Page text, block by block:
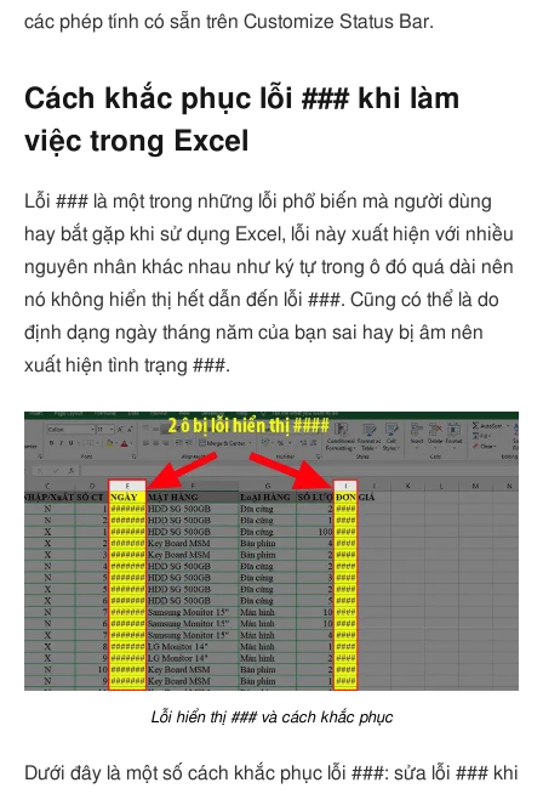
các phép tính có sẵn trên Customize Status Bar.
Cách khắc phục lỗi ### khi làm
việc trong Excel
Lỗi ### là một trong những lỗi phổ biến mà người dùng
hay bắt gặp khi sử dụng Excel, lỗi này xuất hiện với nhiều
nguyên nhân khác nhau như ký tự trong ô đó quá dài nên
nó không hiển thị hết dẫn đến lỗi ###. Cũng có thể là do
định dạng ngày tháng năm của bạn sai hay bị âm nên
xuất hiện tình trạng ###.
Lỗi hiển thị ### và cách khắc phục
Dưới đây là một số cách khắc phục lỗi ###: sửa lỗi ### khi